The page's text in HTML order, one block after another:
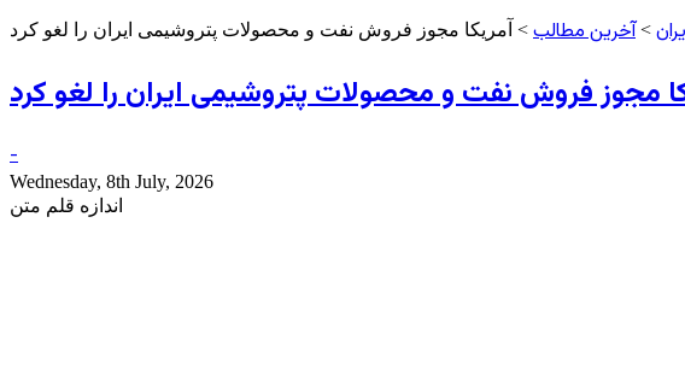
>آخرین مطالب > آمریکا مجوز فروش نفت و محصولات پتروشیمی ایران را لغو کرد
مجوز فروش نفت و محصولات پتروشیمی ایران را لغو کرد
-
Wednesday, 8th July, 2026
اندازه قلم متن